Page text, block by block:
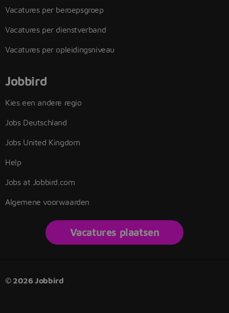
Vacatures per beroepsgroep
Vacatures per dienstverband
Vacatures per opleidingsniveau
Jobbird
Kies een andere regio
Jobs Deutschland
Jobs United Kingdom
Help
Jobs at Jobbird.com
Algemene voorwaarden
Vacatures plaatsen
© 2026 Jobbird